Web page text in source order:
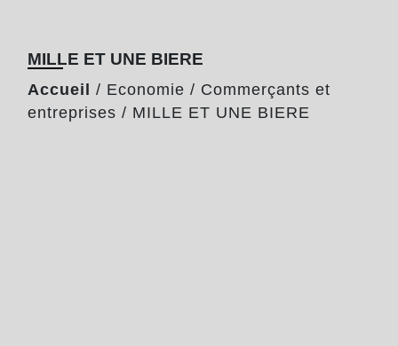
MILLE ET UNE BIERE
Accueil / Economie / Commerçants et
entreprises / MILLE ET UNE BIERE